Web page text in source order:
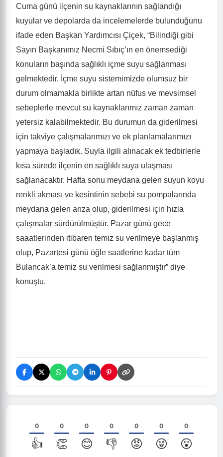
Cuma günü ilçenin su kaynaklarının sağlandığı
kuyular ve depolarda da incelemelerde bulunduğunu
ifade eden Başkan Yardımcısı Çiçek, “Bilindiği gibi
Sayın Başkanımız Necmi Sıbıç’ın en önemsediği
konuların başında sağlıklı içme suyu sağlanması
gelmektedir. İçme suyu sistemimizde olumsuz bir
durum olmamakla birlikte artan nüfus ve mevsimsel
sebeplerle mevcut su kaynaklarımız zaman zaman
yetersiz kalabilmektedir. Bu durumun da giderilmesi
için takviye çalışmalarımızı ve ek planlamalarımızı
yapmaya başladık. Suyla ilgili alınacak ek tedbirlerle
kısa sürede ilçenin en sağlıklı suya ulaşması
sağlanacaktır. Hafta sonu meydana gelen suyun koyu
renkli akması ve kesintinin sebebi su pompalarında
meydana gelen arıza olup, giderilmesi için hızla
çalışmalar sürdürülmüştür. Pazar günü gece
saaatlerinden itibaren temiz su verilmeye başlanmış
olup, Pazartesi günü öğle saatlerine kadar tüm
Bulancak’a temiz su verilmesi sağlanmıştır” diye
konuştu.
0
👍
0
👏
0
😊
0
👎
0
😡
0
😜
0
😮